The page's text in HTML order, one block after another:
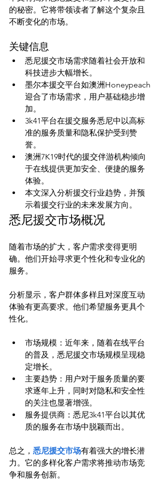
的秘密。它将带领读者了解这个复杂且
关键信息
悉尼援交市场需求随着社会开放和
科技进步大幅增长。
墨尔本援交平台如澳洲Honeypeach
迎合了市场需求，用户基础稳步增
加。
3k41平台在援交服务悉尼中以高标
准的服务质量和隐私保护受到赞
誉。
澳洲7K19时代的援交伴游机构倾向
于在线提供更加安全、便捷的服务
体验。
本文深入分析援交行业趋势，并预
示着援交行业的未来发展方向。
悉尼援交市场概况
随着市场的扩大，客户需求变得更明
确。他们开始寻求更个性化和专业化的
服务。
分析显示，客户群体多样且对深度互动
体验有更高要求。他们希望服务更具个
市场规模：近年来，随着在线平台
的普及，悉尼援交市场规模呈现稳
定增长。
主要趋势：用户对于服务质量的要
求逐年上升，同时对隐私和安全性
的关注也显著增强。
服务提供商：悉尼3k41平台以其优
质的服务在市场中脱颖而出。
总之， 悉尼援交市场有着强大的增长潜
力。它的多样化客户需求将推动市场竞